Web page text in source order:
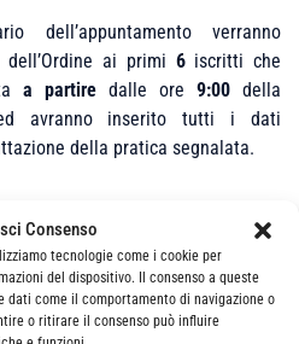
Consenso
tecnologie come i cookie per
del dispositivo. Il consenso a queste
come il comportamento di navigazione o
o ritirare il consenso può influire
dell’appuntamento verranno
ai primi 6iscritti che
a partire dalle ore 9:00 della
avranno inserito tutti i dati
della pratica segnalata.
la richiesta esempio sgravio,
compensazione crediti, note di